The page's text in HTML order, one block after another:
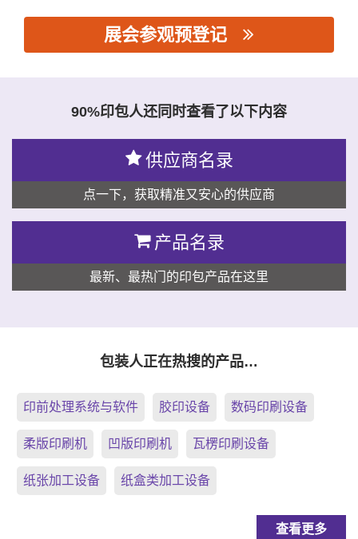
展会参观预登记
90%印包人还同时查看了以下内容
供应商名录
点一下，获取精准又安心的供应商
产品名录
最新、最热门的印包产品在这里
包装人正在热搜的产品…
印前处理系统与软件 胶印设备 数码印刷设备
柔版印刷机 凹版印刷机 瓦楞印刷设备
纸张加工设备 纸盒类加工设备
查看更多